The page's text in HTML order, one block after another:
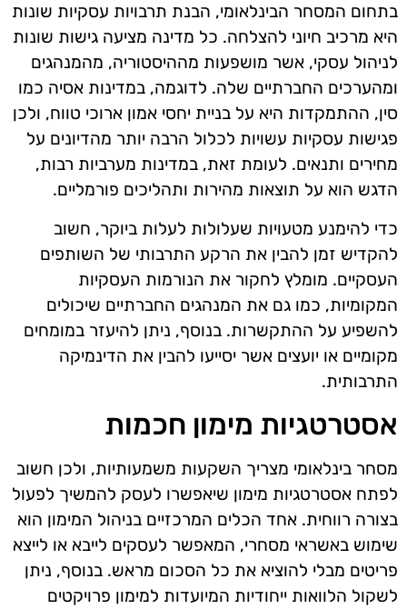
בתחום המסחר הבינלאומי, הבנת תרבויות עסקיות שונות
היא מרכיב חיוני להצלחה. כל מדינה מציעה גישות שונות
לניהול עסקי, אשר מושפעות מההיסטוריה, מהמנהגים
ומהערכים החברתיים שלה. לדוגמה, במדינות אסיה כמו
סין, ההתמקדות היא על בניית יחסי אמון ארוכי טווח, ולכן
פגישות עסקיות עשויות לכלול הרבה יותר מהדיונים על
מחירים ותנאים. לעומת זאת, במדינות מערביות רבות,
הדגש הוא על תוצאות מהירות ותהליכים פורמליים.
כדי להימנע מטעויות שעלולות לעלות ביוקר, חשוב
להקדיש זמן להבין את הרקע התרבותי של השותפים
העסקיים. מומלץ לחקור את הנורמות העסקיות
המקומיות, כמו גם את המנהגים החברתיים שיכולים
להשפיע על ההתקשרות. בנוסף, ניתן להיעזר במומחים
מקומיים או יועצים אשר יסייעו להבין את הדינמיקה
התרבותית.
אסטרטגיות מימון חכמות
מסחר בינלאומי מצריך השקעות משמעותיות, ולכן חשוב
לפתח אסטרטגיות מימון שיאפשרו לעסק להמשיך לפעול
בצורה רווחית. אחד הכלים המרכזיים בניהול המימון הוא
שימוש באשראי מסחרי, המאפשר לעסקים לייבא או לייצא
פריטים מבלי להוציא את כל הסכום מראש. בנוסף, ניתן
לשקול הלוואות ייחודיות המיועדות למימון פרויקטים